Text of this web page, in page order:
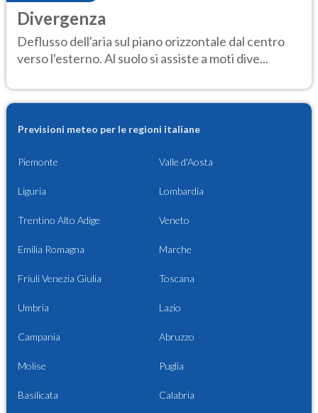
Divergenza
Deflusso dell'aria sul piano orizzontale dal centro
verso l'esterno. Al suolo si assiste a moti dive...
Previsioni meteo per le regioni italiane
Piemonte Valle d'Aosta
Liguria Lombardia
Trentino Alto Adige Veneto
Emilia Romagna Marche
Friuli Venezia Giulia Toscana
Umbria Lazio
Campania Abruzzo
Molise Puglia
Basilicata Calabria